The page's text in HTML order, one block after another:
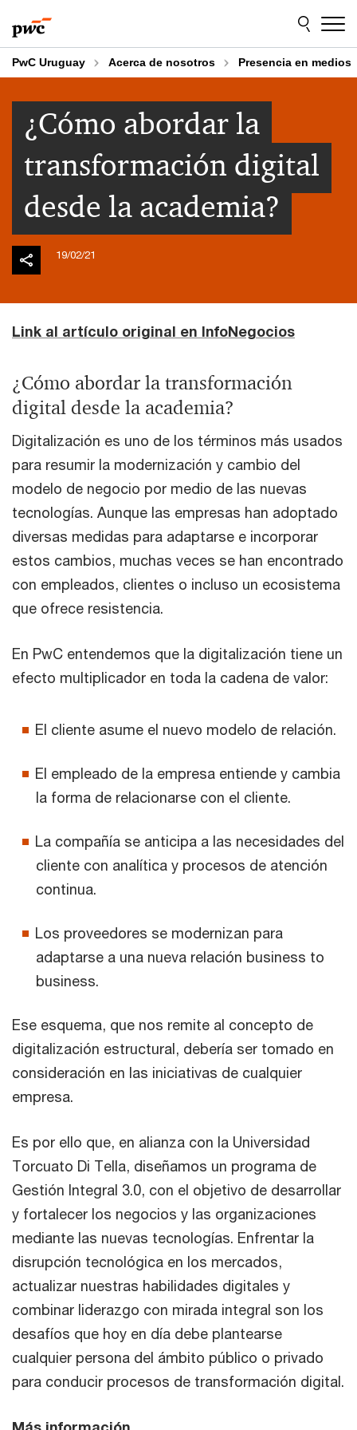
to
content
to
footer
PwC Uruguay Acerca de nosotros Presencia en medios
¿Cómo abordar la
transformación digital
desde la academia?
19/02/21
Link al artículo original en InfoNegocios
¿Cómo abordar la transformación
digital desde la academia?
Digitalización es uno de los términos más usados
para resumir la modernización y cambio del
modelo de negocio por medio de las nuevas
tecnologías. Aunque las empresas han adoptado
diversas medidas para adaptarse e incorporar
estos cambios, muchas veces se han encontrado
con empleados, clientes o incluso un ecosistema
que ofrece resistencia.
En PwC entendemos que la digitalización tiene un
efecto multiplicador en toda la cadena de valor:
El cliente asume el nuevo modelo de relación.
El empleado de la empresa entiende y cambia
la forma de relacionarse con el cliente.
La compañía se anticipa a las necesidades del
cliente con analítica y procesos de atención
continua.
Los proveedores se modernizan para
adaptarse a una nueva relación business to
business.
Ese esquema, que nos remite al concepto de
digitalización estructural, debería ser tomado en
consideración en las iniciativas de cualquier
empresa.
Es por ello que, en alianza con la Universidad
Torcuato Di Tella, diseñamos un programa de
Gestión Integral 3.0, con el objetivo de desarrollar
y fortalecer los negocios y las organizaciones
mediante las nuevas tecnologías. Enfrentar la
disrupción tecnológica en los mercados,
actualizar nuestras habilidades digitales y
combinar liderazgo con mirada integral son los
desafíos que hoy en día debe plantearse
cualquier persona del ámbito público o privado
para conducir procesos de transformación digital.